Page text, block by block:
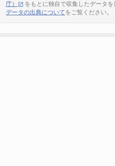
庁）
をもとに独自で収集したデータ
データの出典についてをご覧ください。